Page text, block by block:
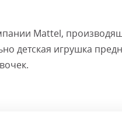
Mattel,
детская игрушка